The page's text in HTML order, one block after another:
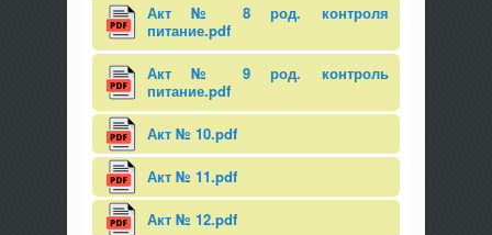
Акт № 8 род. контроля
питание.pdf
Акт № 9 род. контроль
питание.pdf
Акт № 10.pdf
Акт № 11.pdf
Акт № 12.pdf